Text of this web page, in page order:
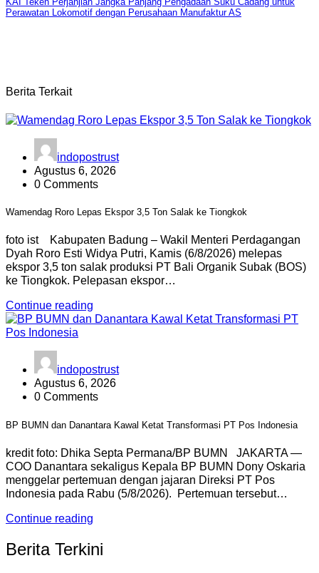
Perawatan Lokomotif dengan Perusahaan Manufaktur AS
Berita Terkait
indopostrust
Agustus 6, 2026
0 Comments
Wamendag Roro Lepas Ekspor 3,5 Ton Salak ke Tiongkok
foto ist Kabupaten Badung – Wakil Menteri Perdagangan
Dyah Roro Esti Widya Putri, Kamis (6/8/2026) melepas
ekspor 3,5 ton salak produksi PT Bali Organik Subak (BOS)
ke Tiongkok. Pelepasan ekspor…
Continue reading
indopostrust
Agustus 6, 2026
0 Comments
BP BUMN dan Danantara Kawal Ketat Transformasi PT Pos Indonesia
kredit foto: Dhika Septa Permana/BP BUMN JAKARTA —
COO Danantara sekaligus Kepala BP BUMN Dony Oskaria
menggelar pertemuan dengan jajaran Direksi PT Pos
Indonesia pada Rabu (5/8/2026). Pertemuan tersebut…
Continue reading
Berita Terkini